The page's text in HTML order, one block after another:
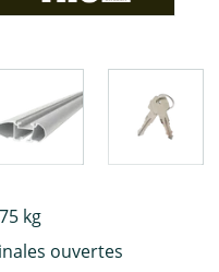
kg
ouvertes